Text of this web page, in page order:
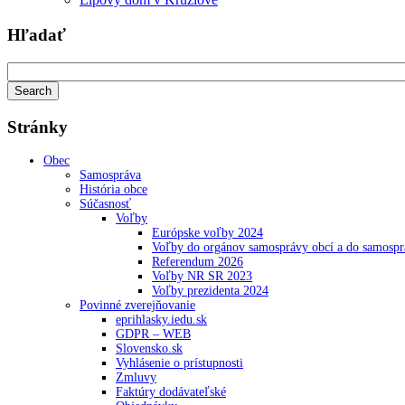
Hľadať
Stránky
Obec
Samospráva
História obce
Súčasnosť
Voľby
Európske voľby 2024
Voľby do orgánov samosprávy obcí a do
Referendum 2026
Voľby NR SR 2023
Voľby prezidenta 2024
Povinné zverejňovanie
eprihlasky.iedu.sk
GDPR – WEB
Slovensko.sk
Vyhlásenie o prístupnosti
Zmluvy
Faktúry dodávateľské